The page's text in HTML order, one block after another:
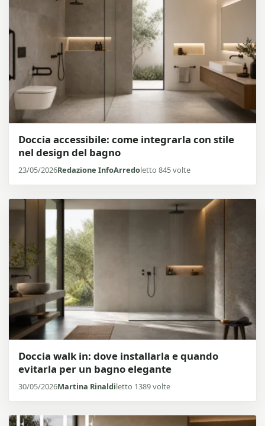
Doccia accessibile: come integrarla con stile
nel design del bagno
23/05/2026Redazione InfoArredoletto 845 volte
Doccia walk in: dove installarla e quando
evitarla per un bagno elegante
30/05/2026Martina Rinaldiletto 1389 volte